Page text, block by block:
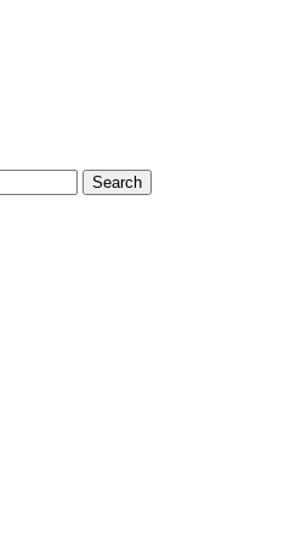
Search